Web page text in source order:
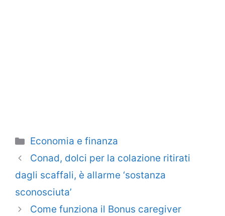
Categorie
Economia e finanza
Conad, dolci per la colazione ritirati
dagli scaffali, è allarme ‘sostanza
sconosciuta’
Come funziona il Bonus caregiver